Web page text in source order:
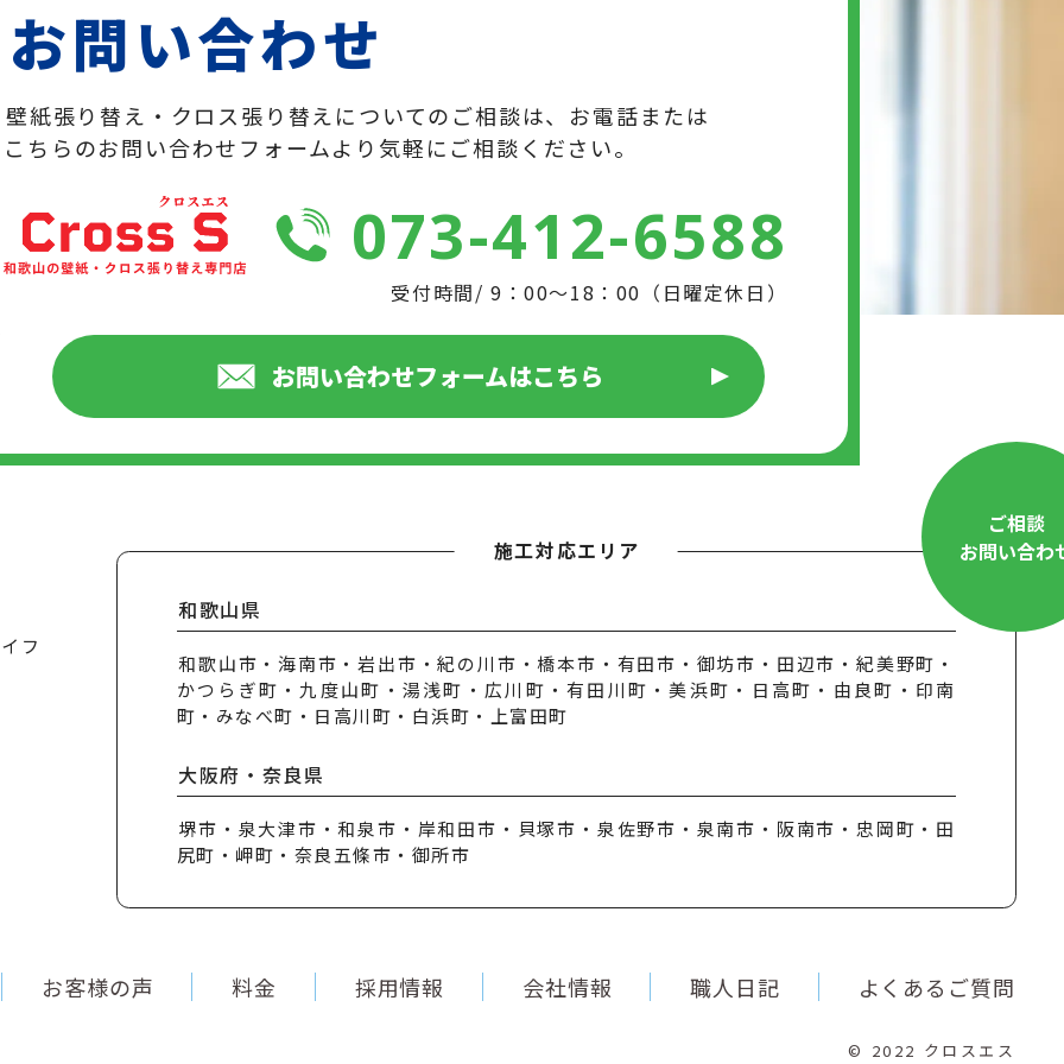
お問い合わせ
壁紙張り替え・クロス張り替えについてのご相談は、お電話または
こちらのお問い合わせフォームより気軽にご相談ください。
073-412-6588
受付時間/ 9：00～18：00（日曜定休日）
お問い合わせフォームはこちら
フ
施工対応エリア
和歌山県
和歌山市・海南市・岩出市・紀の川市・橋本市・有田市・御坊市・田辺市・紀美野町・
かつらぎ町・九度山町・湯浅町・広川町・有田川町・美浜町・日高町・由良町・印南
町・みなべ町・日高川町・白浜町・上富田町
大阪府・奈良県
堺市・泉大津市・和泉市・岸和田市・貝塚市・泉佐野市・泉南市・阪南市・忠岡町・田
尻町・岬町・奈良五條市・御所市
お客様の声 料金 採用情報 会社情報 職人日記 よくあるご質問
ご相談
お問い合わ
© 2022 クロスエス